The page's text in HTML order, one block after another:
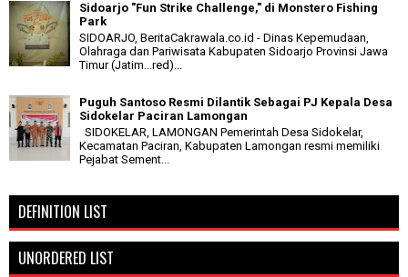
Sidoarjo "Fun Strike Challenge," di Monstero Fishing
Park
SIDOARJO, BeritaCakrawala.co.id - Dinas Kepemudaan,
Olahraga dan Pariwisata Kabupaten Sidoarjo Provinsi Jawa
Timur (Jatim...red)...
Puguh Santoso Resmi Dilantik Sebagai PJ Kepala Desa
Sidokelar Paciran Lamongan
SIDOKELAR, LAMONGAN Pemerintah Desa Sidokelar,
Kecamatan Paciran, Kabupaten Lamongan resmi memiliki
Pejabat Sement...
DEFINITION LIST
UNORDERED LIST